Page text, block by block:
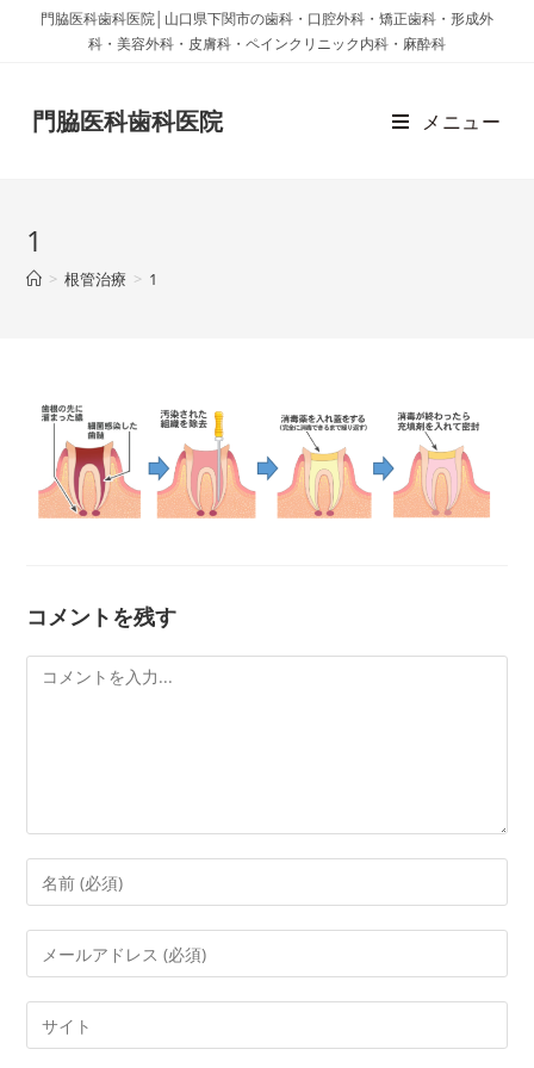
門脇医科歯科医院│山口県下関市の歯科・口腔外科・矯正歯科・形成外
科・美容外科・皮膚科・ペインクリニック内科・麻酔科
門脇医科歯科医院 メニュー
1
> 根管治療 > 1
コメントを残す